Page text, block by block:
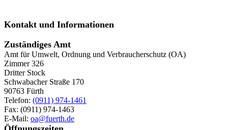
Kontakt und Informationen
Zuständiges Amt
Amt für Umwelt, Ordnung und Verbraucherschutz (OA)
Zimmer 326
Dritter Stock
Schwabacher Straße 170
90763 Fürth
Telefon: (0911) 974-1461
Fax: (0911) 974-1463
E-Mail: oa@fuerth.de